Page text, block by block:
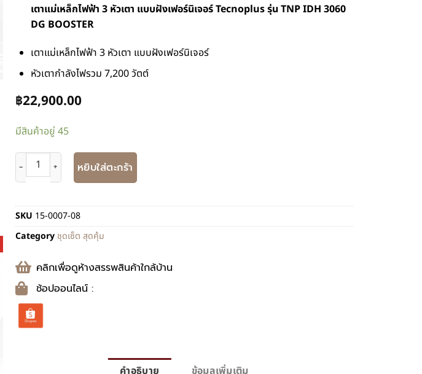
เตาแม่เหล็กไฟฟ้า 3 หัวเตา แบบฝังเฟอร์นิเจอร์ Tecnoplus รุ่น TNP IDH 3060
DG BOOSTER
เตาแม่เหล็กไฟฟ้า 3 หัวเตา แบบฝังเฟอร์นิเจอร์
หัวเตากำลังไฟรวม 7,200 วัตต์
฿22,900.00
มีสินค้าอยู่ 45
หยิบใส่ตะกร้า
SKU 15-0007-08
Category ชุดเซ็ต สุดคุ้ม
คลิกเพื่อดูห้างสรรพสินค้าใกล้บ้าน
ช้อปออนไลน์ :
คำอธิบาย ข้อมูลเพิ่มเติม